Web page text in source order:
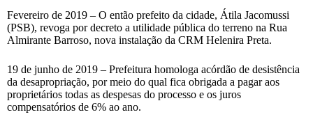
Fevereiro de 2019 – O então prefeito da cidade, Átila Jacomussi
(PSB), revoga por decreto a utilidade pública do terreno na Rua
Almirante Barroso, nova instalação da CRM Helenira Preta.
19 de junho de 2019 – Prefeitura homologa acórdão de desistência
da desapropriação, por meio do qual fica obrigada a pagar aos
proprietários todas as despesas do processo e os juros
compensatórios de 6% ao ano.